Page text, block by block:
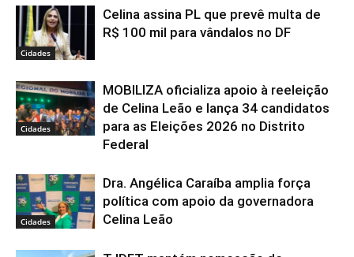
Cidades
Celina assina PL que prevê multa de
R$ 100 mil para vândalos no DF
Cidades
MOBILIZA oficializa apoio à reeleição
de Celina Leão e lança 34 candidatos
para as Eleições 2026 no Distrito
Federal
Cidades
Dra. Angélica Caraíba amplia força
política com apoio da governadora
Celina Leão